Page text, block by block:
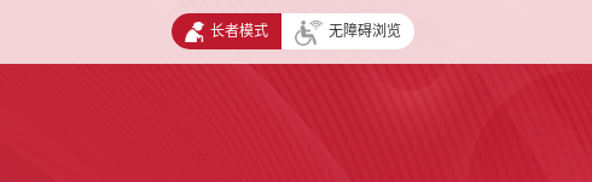
长者模式 无障碍浏览